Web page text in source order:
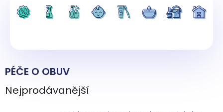
PÉČE O OBUV
Nejprodávanější